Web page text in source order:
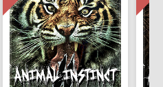
して日本語版操作マニュアルをご
ご不明点や詳細に関するお問い合
までご連絡ください。
を使ってできることを紹介するた
曲です。原則として、デモソング
できません。また、デモソングを
情報